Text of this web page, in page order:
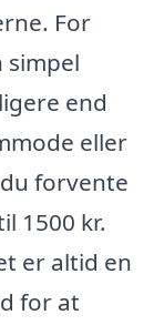
For
simpel
end
eller
forvente
1500 kr.
er altid en
for at